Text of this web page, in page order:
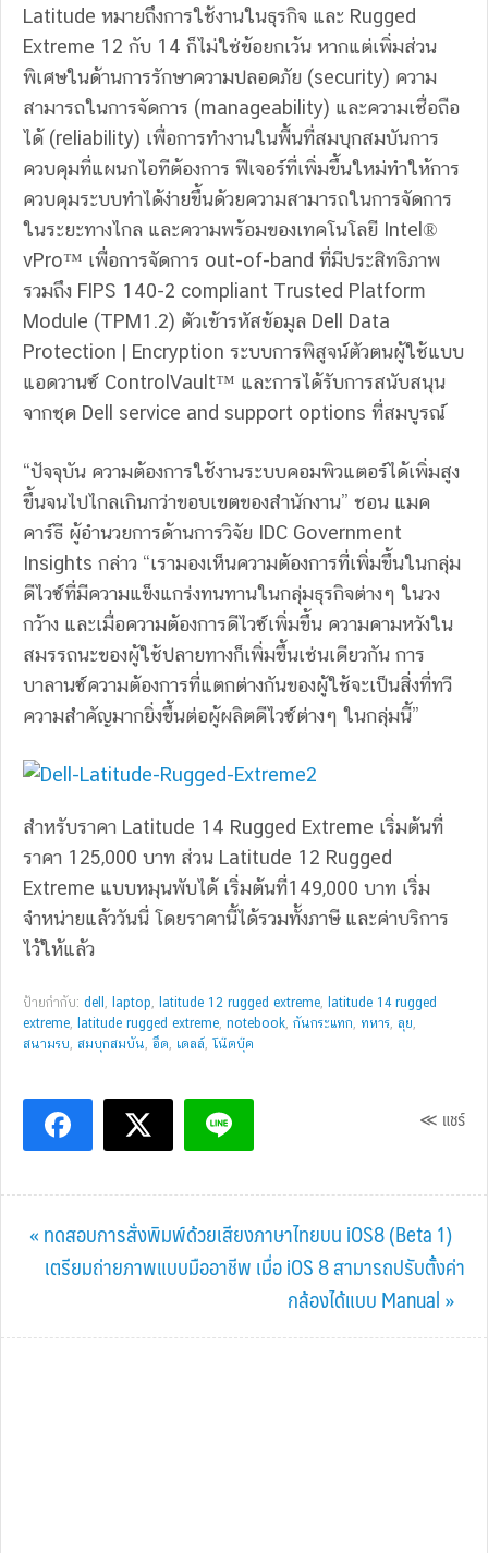
Latitude หมายถึงการใช้งานในธุรกิจ และ Rugged
Extreme 12 กับ 14 ก็ไม่ใช่ข้อยกเว้น หากแต่เพิ่มส่วน
พิเศษในด้านการรักษาความปลอดภัย (security) ความ
สามารถในการจัดการ (manageability) และความเชื่อถือ
ได้ (reliability) เพื่อการทำงานในพื้นที่สมบุกสมบันการ
ควบคุมที่แผนกไอทีต้องการ ฟีเจอร์ที่เพิ่มขึ้นใหม่ทำให้การ
ควบคุมระบบทำได้ง่ายขึ้นด้วยความสามารถในการจัดการ
ในระยะทางไกล และความพร้อมของเทคโนโลยี Intel®
vPro™ เพื่อการจัดการ out-of-band ที่มีประสิทธิภาพ
รวมถึง FIPS 140-2 compliant Trusted Platform
Module (TPM1.2) ตัวเข้ารหัสข้อมูล Dell Data
Protection | Encryption ระบบการพิสูจน์ตัวตนผู้ใช้แบบ
แอดวานซ์ ControlVault™ และการได้รับการสนับสนุน
จากชุด Dell service and support options ที่สมบูรณ์
“ปัจจุบัน ความต้องการใช้งานระบบคอมพิวแตอร์ได้เพิ่มสูง
ขึ้นจนไปไกลเกินกว่าขอบเขตของสำนักงาน” ชอน แมค
คาร์ธี ผู้อำนวยการด้านการวิจัย IDC Government
Insights กล่าว “เรามองเห็นความต้องการที่เพิ่มขึ้นในกลุ่ม
ดีไวซ์ที่มีความแข็งแกร่งทนทานในกลุ่มธุรกิจต่างๆ ในวง
กว้าง และเมื่อความต้องการดีไวซ์เพิ่มขึ้น ความคามหวังใน
สมรรถนะของผู้ใช้ปลายทางก็เพิ่มขึ้นเช่นเดียวกัน การ
บาลานซ์ความต้องการที่แตกต่างกันของผู้ใช้จะเป็นสิ่งที่ทวี
ความสำคัญมากยิ่งขึ้นต่อผู้ผลิตดีไวซ์ต่างๆ ในกลุ่มนี้”
สำหรับราคา Latitude 14 Rugged Extreme เริ่มต้นที่
ราคา 125,000 บาท ส่วน Latitude 12 Rugged
Extreme แบบหมุนพับได้ เริ่มต้นที่149,000 บาท เริ่ม
จำหน่ายแล้ววันนี่ โดยราคานี้ได้รวมทั้งภาษี และค่าบริการ
ไว้ให้แล้ว
ป้ายกำกับ: dell , laptop, latitude 12 rugged extreme,
latitude 14 rugged
extreme, latitude rugged extreme, notebook, กันกระแทก, ทหาร, ลุย,
สนามรบ, สมบุกสมบัน, อึด, เดลล์, โน๊ตบุ๊ค
≪ แชร์
Previous
Post:
« ทดสอบการสั่งพิมพ์ด้วยเสียงภาษาไทยบน iOS8 (Beta 1)
Next
เตรียมถ่ายภาพแบบมืออาชีพ เมื่อ iOS 8 สามารถปรับตั้งค่า
กล้องได้แบบ Manual »